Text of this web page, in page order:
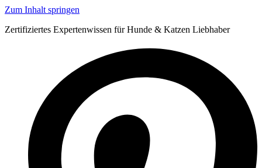
Zum Inhalt springen
Zertifiziertes Expertenwissen für Hunde & Katzen Liebhaber